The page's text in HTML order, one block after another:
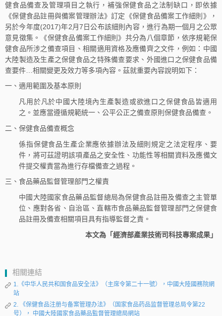
健食品備查及管理項目之執行，補強保健食品之法制缺口，即依據
《保健食品註冊與備案管理辦法》訂定《保健食品備案工作細則》，
另於今年度(2017)年2月7日公布該細則內容，進行為期一個月之公眾
意見徵集。《保健食品備案工作細則》共分為八個章節，依序規範保
健食品所涉之備查項目、相關適用資格及應備齊之文件，例如：中國
大陸製造及生產之保健食品之特殊備查要求、外國進口之保健食品備
查要件…相關變更及效力等多項內容。茲就重要內容說明如下：
一、適用範圍及基本原則
凡用於凡於中國大陸境內生產製造或欲進口之保健食品皆適用
之。並應當遵循規範統一、公平公正之備查原則保健食品備查。
二、保健食品備查概念
係指保健食品生產企業應依據辦法及細則規定之法定程序、要
件，將可茲證明該項產品之安全性、功能性等相關資料及應備文
件提交權責當為進行存檔備查之過程。
三、食品藥品監督管理部門之權責
中國大陸國家食品藥品監督總局為保健食品註冊及備查之主管單
位、應對各省、自治區、直轄市食品藥品監督管理部門之保健食
品註冊及備查相關項目具有指導監督之責。
本文為「經濟部產業技術司科技專案成果」
相關連結
1.《中华人民共和国食品安全法》（主席令第二十一號），中國大陸國務院網
站
2. 《保健食品注册与备案管理办法》（国家食品药品监督管理总局令第22
号）， 中國大陸國家食品藥品監督管理總局網站